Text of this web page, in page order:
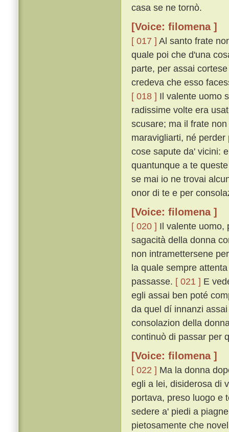
casa se ne tornò.
[Voice: filomena ]
[ 017 ] Al santo frate
quale poi che d'una
parte, per assai
credeva che esso
[ 018 ] Il valente uomo
radissime volte era
scusare; ma il frate
maravigliarti, né
cose sapute da' vicini:
quantunque a te
se mai io ne trovai
onor di te e per
[Voice: filomena ]
[ 020 ] Il valente uomo,
sagacità della donna
non intramettersene
la quale sempre
passasse. [ 021 ] E
egli assai ben poté
da quel dí innanzi
consolazion della
continuò di passar per
[Voice: filomena ]
[ 022 ] Ma la donna
egli a lei, disiderosa di
portava, preso luogo e
sedere a' piedi a
pietosamente che